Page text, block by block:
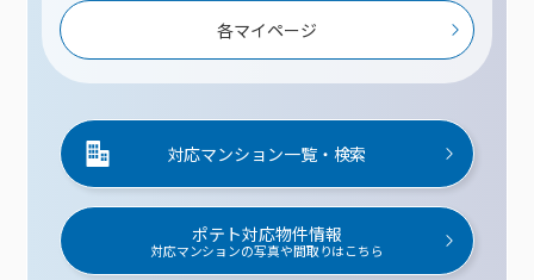
各マイページ
対応マンション一覧・検索
ポテト対応物件情報
対応マンションの写真や間取りはこちら